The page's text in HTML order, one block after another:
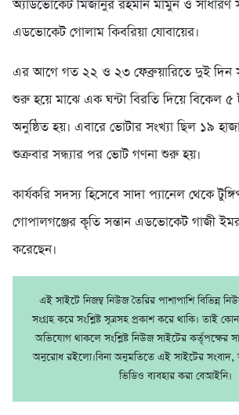
অ্যাডভোকেট মিজানুর রহমান মামুন ও
এডভোকেট গোলাম কিবরিয়া যোবায়ের।
এর আগে গত ২২ ও ২৩ ফেব্রুয়ারিতে দুই দিন
শুরু হয়ে মাঝে এক ঘন্টা বিরতি দিয়ে বিকেল ৫
অনুষ্ঠিত হয়। এবারে ভোটার সংখ্যা ছিল ১৯
শুক্রবার সন্ধ্যার পর ভোট গণনা শুরু হয়।
কার্যকরি সদস্য হিসেবে সাদা প্যানেল থেকে
গোপালগঞ্জের কৃতি সন্তান এডভোকেট গাজী
করেছেন।
এই সাইটে নিজম্ব নিউজ তৈরির পাশাপাশি বিভিন্ন
সংগ্রহ করে সংশ্লিষ্ট সূত্রসহ প্রকাশ করে থাকি। তাই
অভিযোগ থাকলে সংশ্লিষ্ট নিউজ সাইটের কর্তৃপক্ষের
অনুরোধ রইলো।বিনা অনুমতিতে এই সাইটের
ভিডিও ব্যবহার করা বেআইনি।